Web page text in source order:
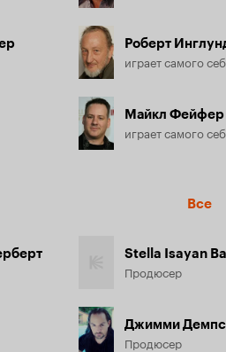
Роберт
играет самого
Майкл Фейфер
играет самого
Все
Stella Isayan
Продюсер
Джимми
Продюсер